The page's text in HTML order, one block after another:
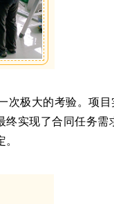
极大的考验。项目
实现了合同任务需